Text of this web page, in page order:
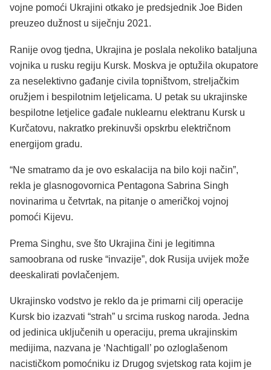
vojne pomoći Ukrajini otkako je predsjednik Joe Biden
preuzeo dužnost u siječnju 2021.
Ranije ovog tjedna, Ukrajina je poslala nekoliko bataljuna
vojnika u rusku regiju Kursk. Moskva je optužila okupatore
za neselektivno gađanje civila topništvom, streljačkim
oružjem i bespilotnim letjelicama. U petak su ukrajinske
bespilotne letjelice gađale nuklearnu elektranu Kursk u
Kurčatovu, nakratko prekinuvši opskrbu električnom
energijom gradu.
“Ne smatramo da je ovo eskalacija na bilo koji način”,
rekla je glasnogovornica Pentagona Sabrina Singh
novinarima u četvrtak, na pitanje o američkoj vojnoj
pomoći Kijevu.
Prema Singhu, sve što Ukrajina čini je legitimna
samoobrana od ruske “invazije”, dok Rusija uvijek može
deeskalirati povlačenjem.
Ukrajinsko vodstvo je reklo da je primarni cilj operacije
Kursk bio izazvati “strah” u srcima ruskog naroda. Jedna
od jedinica uključenih u operaciju, prema ukrajinskim
medijima, nazvana je ‘Nachtigall’ po ozloglašenom
nacističkom pomoćniku iz Drugog svjetskog rata kojim je